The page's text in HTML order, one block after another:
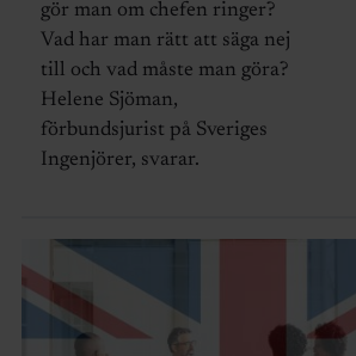
gör man om chefen ringer?
Vad har man rätt att säga nej
till och vad måste man göra?
Helene Sjöman,
förbundsjurist på Sveriges
Ingenjörer, svarar.